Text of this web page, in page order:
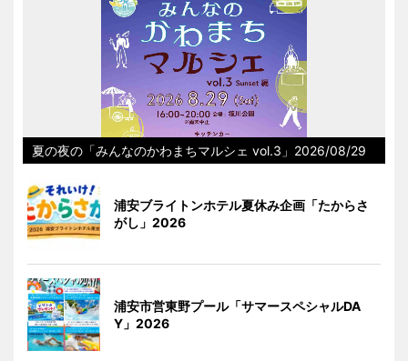
夏の夜の「みんなのかわまちマルシェ vol.3」2026/08/29
浦安ブライトンホテル夏休み企画「たからさ
がし」2026
浦安市営東野プール「サマースペシャルDA
Y」2026